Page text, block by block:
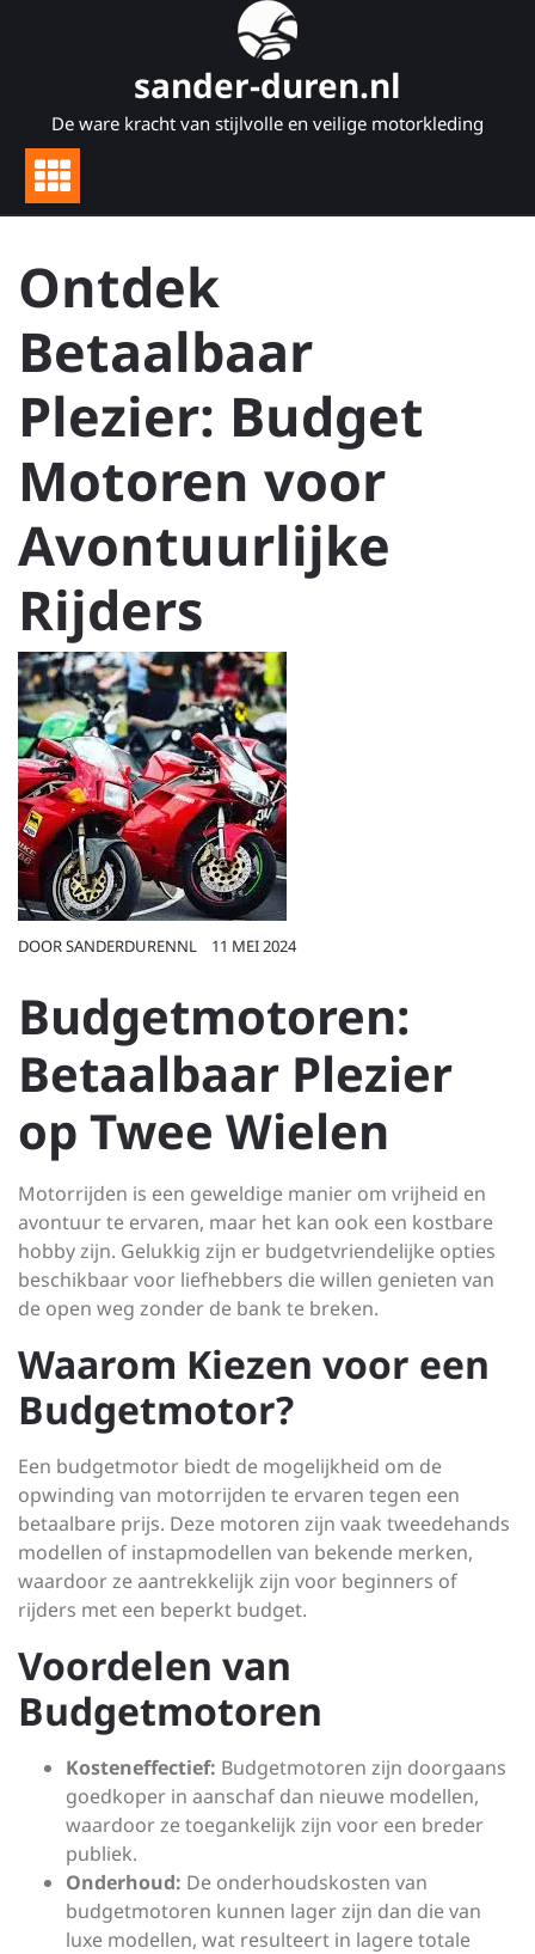
sander-duren.nl
De ware kracht van stijlvolle en veilige motorkleding
Ontdek
Betaalbaar
Plezier: Budget
Motoren voor
Avontuurlijke
Rijders
DOORSANDERDURENNL 11 MEI 2024
Budgetmotoren:
Betaalbaar Plezier
op Twee Wielen
Motorrijden is een geweldige manier om vrijheid en
avontuur te ervaren, maar het kan ook een kostbare
hobby zijn. Gelukkig zijn er budgetvriendelijke opties
beschikbaar voor liefhebbers die willen genieten van
de open weg zonder de bank te breken.
Waarom Kiezen voor een
Budgetmotor?
Een budgetmotor biedt de mogelijkheid om de
opwinding van motorrijden te ervaren tegen een
betaalbare prijs. Deze motoren zijn vaak tweedehands
modellen of instapmodellen van bekende merken,
waardoor ze aantrekkelijk zijn voor beginners of
rijders met een beperkt budget.
Voordelen van
Budgetmotoren
Kosteneffectief: Budgetmotoren zijn doorgaans
goedkoper in aanschaf dan nieuwe modellen,
waardoor ze toegankelijk zijn voor een breder
publiek.
Onderhoud: De onderhoudskosten van
budgetmotoren kunnen lager zijn dan die van
luxe modellen, wat resulteert in lagere totale